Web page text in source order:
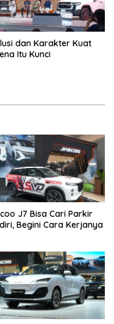
dan Karakter Kuat
Itu Kunci
J7 Bisa Cari Parkir
Begini Cara Kerjanya